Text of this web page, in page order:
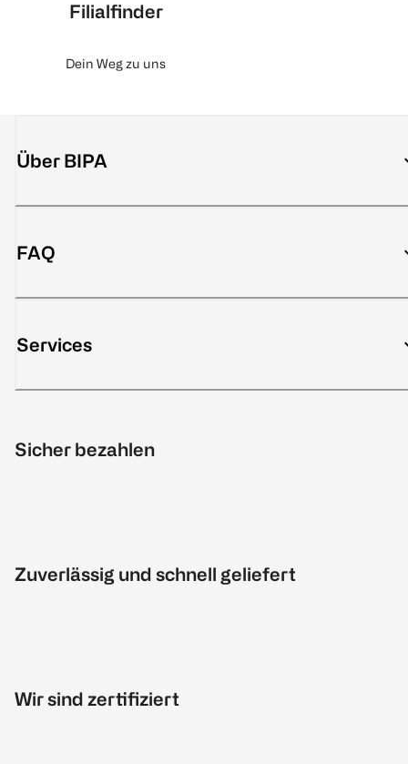
Filialfinder
Dein Weg zu uns
Über BIPA
FAQ
Services
Sicher bezahlen
Zuverlässig und schnell geliefert
Wir sind zertifiziert